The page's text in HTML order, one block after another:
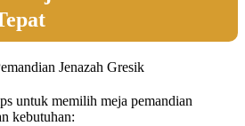
untuk memilih meja pemandian
kebutuhan: